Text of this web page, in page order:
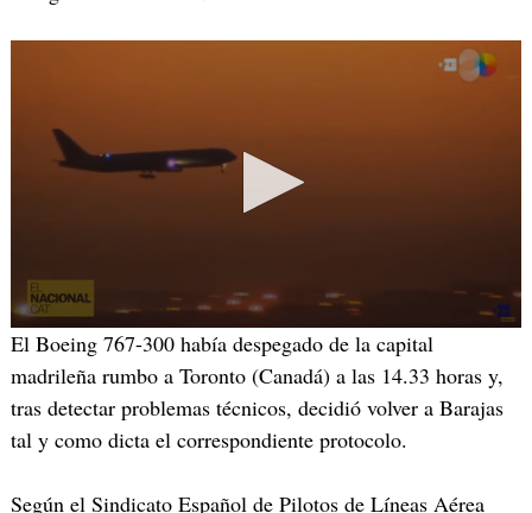
El Boeing 767-300 había despegado de la capital
madrileña rumbo a Toronto (Canadá) a las 14.33 horas y,
tras detectar problemas técnicos, decidió volver a Barajas
tal y como dicta el correspondiente protocolo.
Según el Sindicato Español de Pilotos de Líneas Aérea